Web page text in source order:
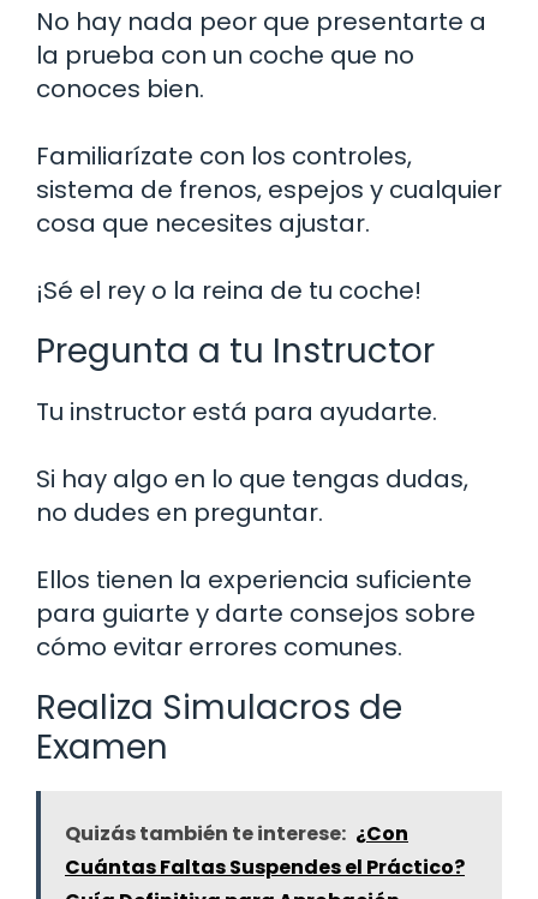
No hay nada peor que presentarte a
la prueba con un coche que no
conoces bien.
Familiarízate con los controles,
sistema de frenos, espejos y cualquier
cosa que necesites ajustar.
¡Sé el rey o la reina de tu coche!
Pregunta a tu Instructor
Tu instructor está para ayudarte.
Si hay algo en lo que tengas dudas,
no dudes en preguntar.
Ellos tienen la experiencia suficiente
para guiarte y darte consejos sobre
cómo evitar errores comunes.
Realiza Simulacros de
Examen
Quizás también te interese: ¿Con
Cuántas Faltas Suspendes el Práctico?